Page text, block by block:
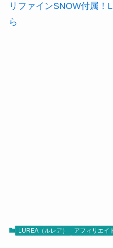
リファインSNOW付属！
ら
LUREA（ルレア） アフィリエイ